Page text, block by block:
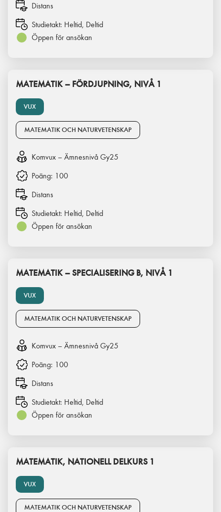
Distans
Studietakt: Heltid, Deltid
Öppen för ansökan
VUX
MATEMATIK – FÖRDJUPNING, NIVÅ 1
MATEMATIK OCH NATURVETENSKAP
Komvux – Ämnesnivå Gy25
Poäng: 100
Distans
Studietakt: Heltid, Deltid
Öppen för ansökan
VUX
MATEMATIK – SPECIALISERING B, NIVÅ 1
MATEMATIK OCH NATURVETENSKAP
Komvux – Ämnesnivå Gy25
Poäng: 100
Distans
Studietakt: Heltid, Deltid
Öppen för ansökan
VUX
MATEMATIK, NATIONELL DELKURS 1
MATEMATIK OCH NATURVETENSKAP